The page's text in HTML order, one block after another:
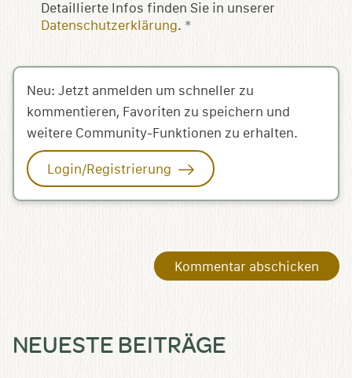
Detaillierte Infos finden Sie in unserer
Datenschutzerklärung. *
Neu: Jetzt anmelden um schneller zu
kommentieren, Favoriten zu speichern und
weitere Community-Funktionen zu erhalten.
Login/Registrierung
NEUESTE BEITRÄGE